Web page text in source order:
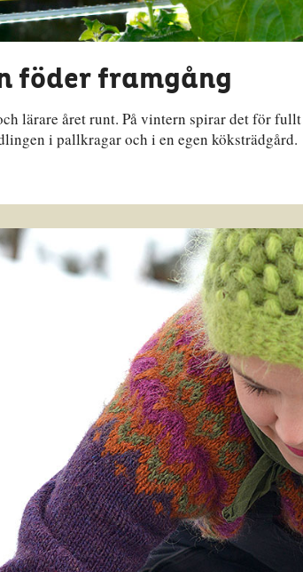
föder framgång
lärare året runt. På vintern spirar det för
i pallkragar och i en egen köksträdgård.